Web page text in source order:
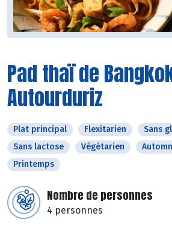
Pad thaï de
Autourduriz
Plat principal Flexitarien
Sans
Sans lactose
Végétarien
Printemps
Nombre de personnes
4 personnes